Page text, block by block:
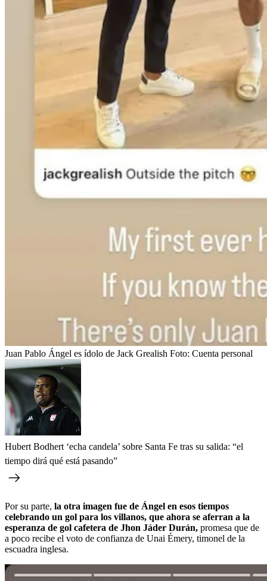
Juan Pablo Ángel es ídolo de Jack Grealish Foto: Cuenta personal
Hubert Bodhert ‘echa candela’ sobre Santa Fe tras su salida: “el
tiempo dirá qué está pasando”
Por su parte, la otra imagen fue de Ángel en esos tiempos
celebrando un gol para los villanos, que ahora se aferran a la
esperanza de gol cafetera de Jhon Jáder Durán, promesa que de
a poco recibe el voto de confianza de Unai Émery, timonel de la
escuadra inglesa.